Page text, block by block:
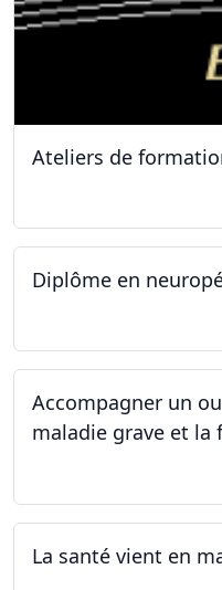
Ateliers de
Diplôme en
Accompagner un
maladie grave et la
La santé vient en